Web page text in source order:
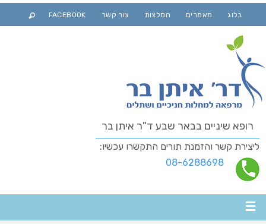
בלוג מאמרים המלצות צור קשר FACEBOOK
רופא שיניים בבאר שבע ד"ר איתן בר
ליצירת קשר והזמנת תורים התקשרו עכשיו:
08-6288698